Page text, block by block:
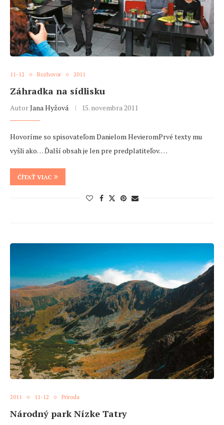
11-12 Rozhovor 2011
Záhradka na sídlisku
AutorJana Hyžová 15. novembra 2011
Hovoríme so spisovateľom Danielom HevieromPrvé texty mu
vyšli ako… Ďalší obsah je len pre predplatiteľov. …
ČÍTAŤ VIAC
2011 11-12 Príroda
Národný park Nízke Tatry